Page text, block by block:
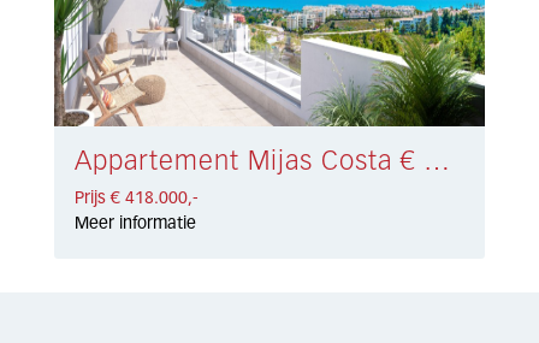
Appartement Mijas Costa € 418.000,-
Prijs € 418.000,-
Meer informatie